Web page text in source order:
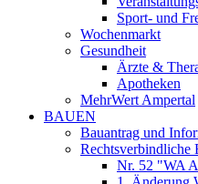
Sport- und
Wochenmarkt
Gesundheit
Ärzte &
Apotheken
MehrWert Ampertal
BAUEN
Bauantrag und
Rechtsverbindliche
Nr. 52 "WA